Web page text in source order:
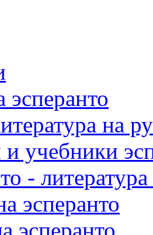
эсперанто
на
учебники
-
эсперанто